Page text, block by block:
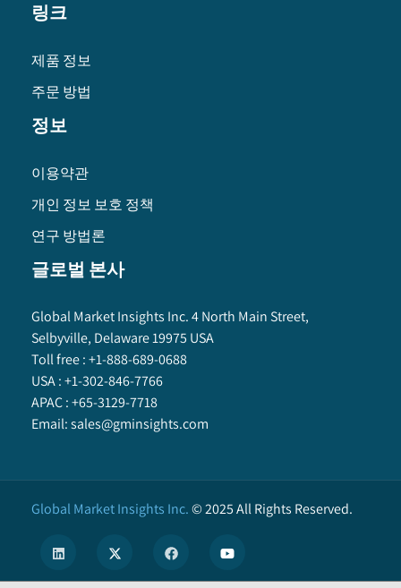
링크
제품 정보
주문 방법
정보
이용약관
개인 정보 보호 정책
연구 방법론
글로벌 본사
Global Market Insights Inc. 4 North Main Street,
Selbyville, Delaware 19975 USA
Toll free :+1-888-689-0688
USA :+1-302-846-7766
APAC :+65-3129-7718
Email:sales@gminsights.com
Global Market Insights Inc.©2025All Rights Reserved.